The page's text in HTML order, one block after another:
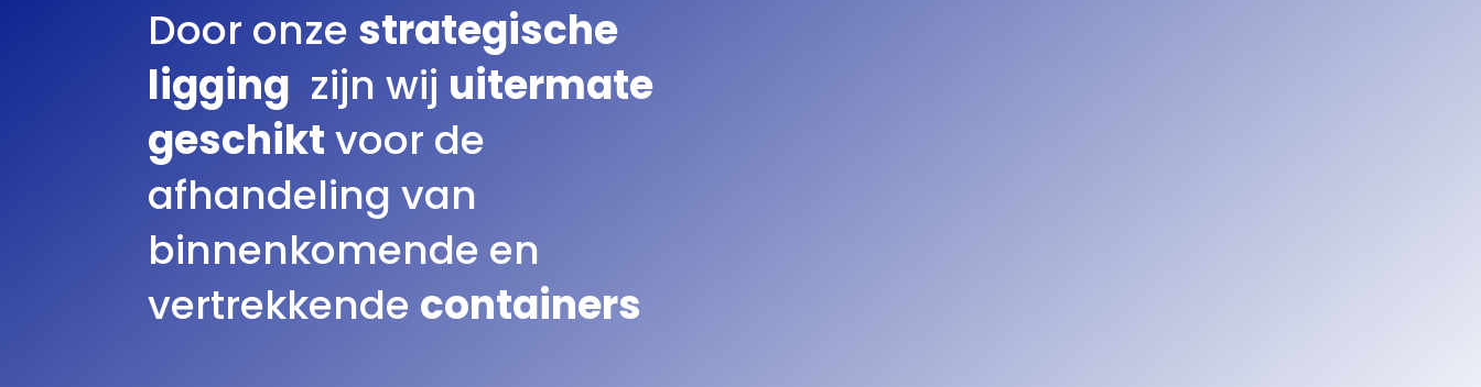
Door onze strategische
ligging zijn wij uitermate
geschiktvoor de
afhandeling van
binnenkomende en
vertrekkende containers